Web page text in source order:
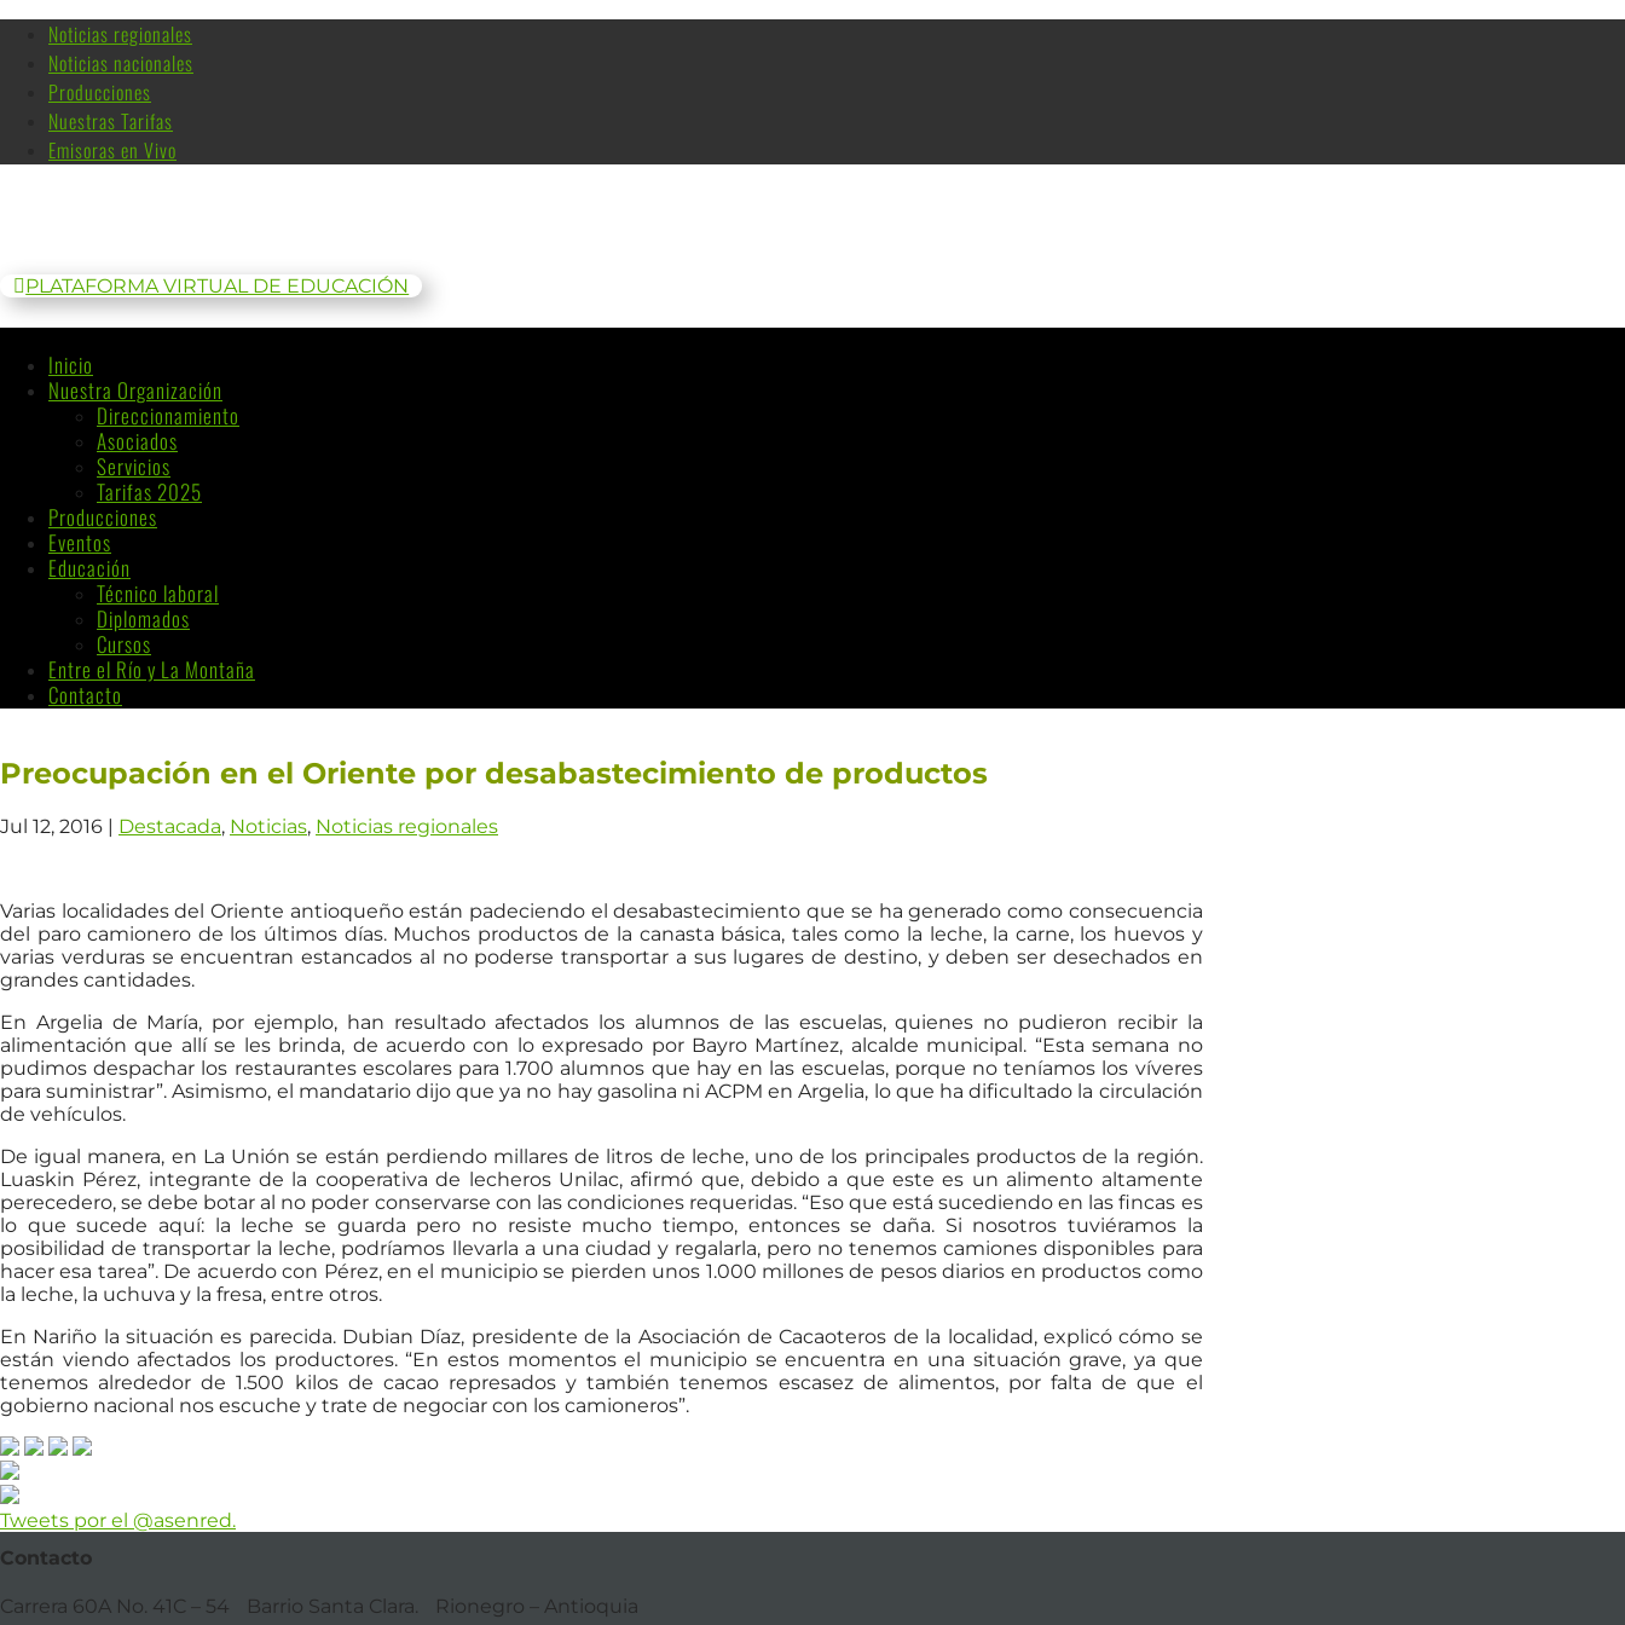
Noticias regionales
Noticias nacionales
Producciones
Nuestras Tarifas
Emisoras en Vivo
PLATAFORMA VIRTUAL DE EDUCACIÓN
Inicio
Nuestra Organización
Direccionamiento
Asociados
Servicios
Tarifas 2025
Producciones
Eventos
Educación
Técnico laboral
Diplomados
Cursos
Entre el Río y La Montaña
Contacto
Preocupación en el Oriente por desabastecimiento de productos
Jul 12, 2016 | Destacada, Noticias, Noticias regionales
Varias localidades del Oriente antioqueño están padeciendo el desabastecimiento que se ha generado como consecuencia
del paro camionero de los últimos días. Muchos productos de la canasta básica, tales como la leche, la carne, los huevos y
varias verduras se encuentran estancados al no poderse transportar a sus lugares de destino, y deben ser desechados en
grandes cantidades.
En Argelia de María, por ejemplo, han resultado afectados los alumnos de las escuelas, quienes no pudieron recibir la
alimentación que allí se les brinda, de acuerdo con lo expresado por Bayro Martínez, alcalde municipal. “Esta semana no
pudimos despachar los restaurantes escolares para 1.700 alumnos que hay en las escuelas, porque no teníamos los víveres
para suministrar”. Asimismo, el mandatario dijo que ya no hay gasolina ni ACPM en Argelia, lo que ha dificultado la circulación
de vehículos.
De igual manera, en La Unión se están perdiendo millares de litros de leche, uno de los principales productos de la región.
Luaskin Pérez, integrante de la cooperativa de lecheros Unilac, afirmó que, debido a que este es un alimento altamente
perecedero, se debe botar al no poder conservarse con las condiciones requeridas. “Eso que está sucediendo en las fincas es
lo que sucede aquí: la leche se guarda pero no resiste mucho tiempo, entonces se daña. Si nosotros tuviéramos la
posibilidad de transportar la leche, podríamos llevarla a una ciudad y regalarla, pero no tenemos camiones disponibles para
hacer esa tarea”. De acuerdo con Pérez, en el municipio se pierden unos 1.000 millones de pesos diarios en productos como
la leche, la uchuva y la fresa, entre otros.
En Nariño la situación es parecida. Dubian Díaz, presidente de la Asociación de Cacaoteros de la localidad, explicó cómo se
están viendo afectados los productores. “En estos momentos el municipio se encuentra en una situación grave, ya que
tenemos alrededor de 1.500 kilos de cacao represados y también tenemos escasez de alimentos, por falta de que el
gobierno nacional nos escuche y trate de negociar con los camioneros”.
Tweets por el @asenred.
Contacto
Carrera 60A No. 41C – 54 Barrio Santa Clara. Rionegro – Antioquia